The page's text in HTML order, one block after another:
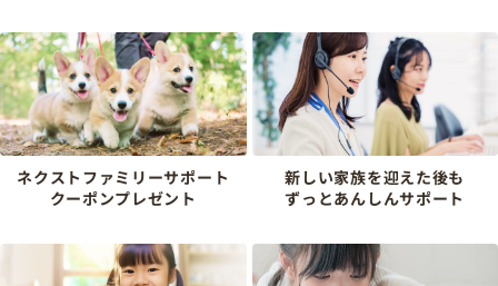
ネクストファミリーサポート
クーポンプレゼント
新しい家族を迎えた後も
ずっとあんしんサポート